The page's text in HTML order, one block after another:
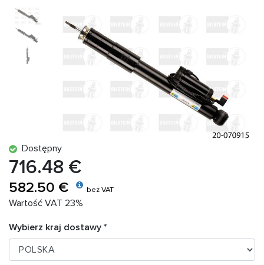
Dostępny
716.48 €
582.50 € bez VAT
Wartość VAT 23%
Wybierz kraj dostawy *